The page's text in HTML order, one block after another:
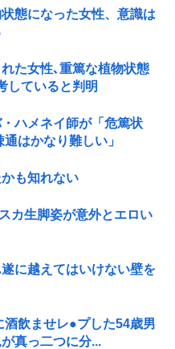
態になった女性、意識は
た女性､重篤な植物状態
していると判明
ハメネイ師が「危篤状
はかなり難しい」
も知れない
カ生脚姿が意外とエロい
に越えてはいけない壁を
飲ませレ●プした54歳男
真っ二つに分...